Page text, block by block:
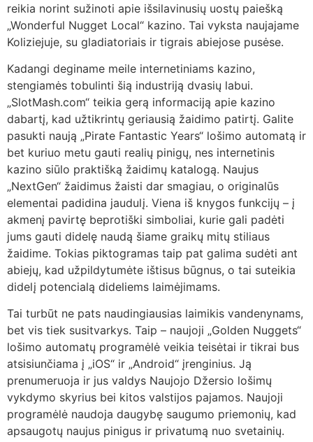
reikia norint sužinoti apie išsilavinusių uostų paiešką
„Wonderful Nugget Local“ kazino. Tai vyksta naujajame
Koliziejuje, su gladiatoriais ir tigrais abiejose pusėse.
Kadangi deginame meile internetiniams kazino,
stengiamės tobulinti šią industriją dvasių labui.
„SlotMash.com“ teikia gerą informaciją apie kazino
dabartį, kad užtikrintų geriausią žaidimo patirtį. Galite
pasukti naują „Pirate Fantastic Years“ lošimo automatą ir
bet kuriuo metu gauti realių pinigų, nes internetinis
kazino siūlo praktišką žaidimų katalogą. Naujus
„NextGen“ žaidimus žaisti dar smagiau, o originalūs
elementai padidina jaudulį. Viena iš knygos funkcijų – į
akmenį pavirtę beprotiški simboliai, kurie gali padėti
jums gauti didelę naudą šiame graikų mitų stiliaus
žaidime. Tokias piktogramas taip pat galima sudėti ant
abiejų, kad užpildytumėte ištisus būgnus, o tai suteikia
didelį potencialą dideliems laimėjimams.
Tai turbūt ne pats naudingiausias laimikis vandenynams,
bet vis tiek susitvarkys. Taip – ​​naujoji „Golden Nuggets“
lošimo automatų programėlė veikia teisėtai ir tikrai bus
atsisiunčiama į „iOS“ ir „Android“ įrenginius. Ją
prenumeruoja ir jus valdys Naujojo Džersio lošimų
vykdymo skyrius bei kitos valstijos pajamos. Naujoji
programėlė naudoja daugybę saugumo priemonių, kad
apsaugotų naujus pinigus ir privatumą nuo svetainių.